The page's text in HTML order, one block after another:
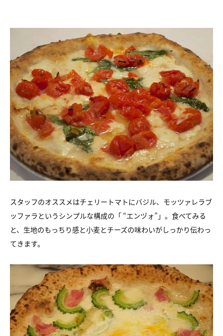
スタッフのオススメはチェリートマトにバジル、モッツァレラブ
ッファラというシンプルな構成の「 “エンヅォ”」。食べてみる
と、生地のもっちり感と小麦とチーズの味わいがしっかり伝わっ
てきます。